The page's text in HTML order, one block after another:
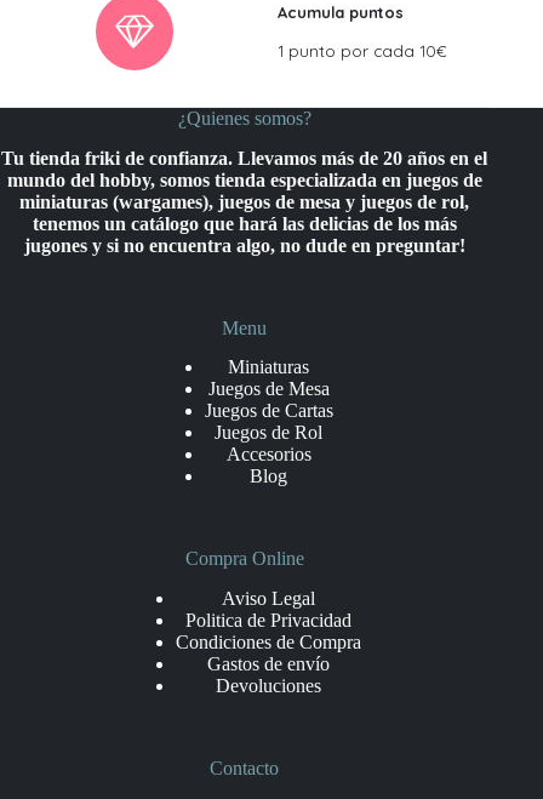
Acumula puntos
1 punto por cada 10€
¿Quienes somos?
Tu tienda friki de confianza. Llevamos más de 20 años en el
mundo del hobby, somos tienda especializada en juegos de
miniaturas (wargames), juegos de mesa y juegos de rol,
tenemos un catálogo que hará las delicias de los más
jugones y si no encuentra algo, no dude en preguntar!
Menu
Miniaturas
Juegos de Mesa
Juegos de Cartas
Juegos de Rol
Accesorios
Blog
Compra Online
Aviso Legal
Politica de Privacidad
Condiciones de Compra
Gastos de envío
Devoluciones
Contacto